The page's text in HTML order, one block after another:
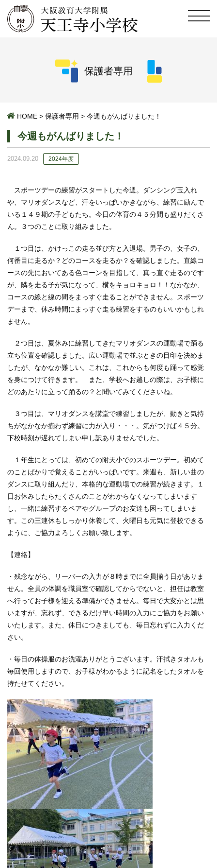
保護者専用
HOME > 保護者専用 > 今週もがんばりました！
今週もがんばりました！
2024.09.20 2024年度
スポーツデーの練習がスタートした今週。ダンシング玉入れ
や、マリオダンスなど、汗をいっぱいかきながら、練習に励んで
いる１４９期の子どもたち。今日の体育の４５分間も盛りだくさ
ん。３つのことに取り組みました。
１つ目は、かけっこの走る並び方と入退場。男子の、女子の、
何番目に走るか？どのコースを走るか？を確認しました。直線コ
ースの先においてある色コーンを目指して、真っ直ぐ走るのです
が、隣を走る子が気になって、横をキョロキョロ！！なかなか、
コースの線と線の間をまっすぐ走ることができません。スポーツ
デーまで、休み時間にまっすぐ走る練習をするのもいいかもしれ
ません。
２つ目は、夏休みに練習してきたマリオダンスの運動場で踊る
立ち位置を確認しました。広い運動場で並ぶときの目印を決めま
したが、なかなか難しい。これは、これからも何度も踊って感覚
を身につけて行きます。 また、学校へお越しの際は、お子様に
どのあたりに立って踊るの？と聞いてみてくださいね。
３つ目は、マリオダンスを講堂で練習しましたが、動きと気持
ちがなかなか揃わず練習に力が入り・・・。気がつけば４５分。
下校時刻が遅れてしまい申し訳ありませんでした。
１年生にとっては、初めての附天小でのスポーツデー。初めて
のことばかりで覚えることがいっぱいです。来週も、新しい曲の
ダンスに取り組んだり、本格的な運動場での練習が続きます。１
日お休みしたらたくさんのことがわからなくなってしまいます
し、一緒に練習するペアやグループのお友達も困ってしまいま
す。この三連休もしっかり休養して、火曜日も元気に登校できる
ように、ご協力よろしくお願い致します。
【連絡】
・残念ながら、リーバーの入力が８時までに全員揃う日がありま
せん。全員の体調を職員室で確認してからでないと、担任は教室
へ行ってお子様を迎える準備ができません。毎日で大変かとは思
いますが、忘れず、できるだけ早い時間の入力にご協力をお願い
いたします。また、休日につきましても、毎日忘れずに入力くだ
さい。
・毎日の体操服のお洗濯ありがとうございます。汗拭きタオルも
毎回使用しますので、お子様がわかるように記名をしたタオルを
持たせてください。